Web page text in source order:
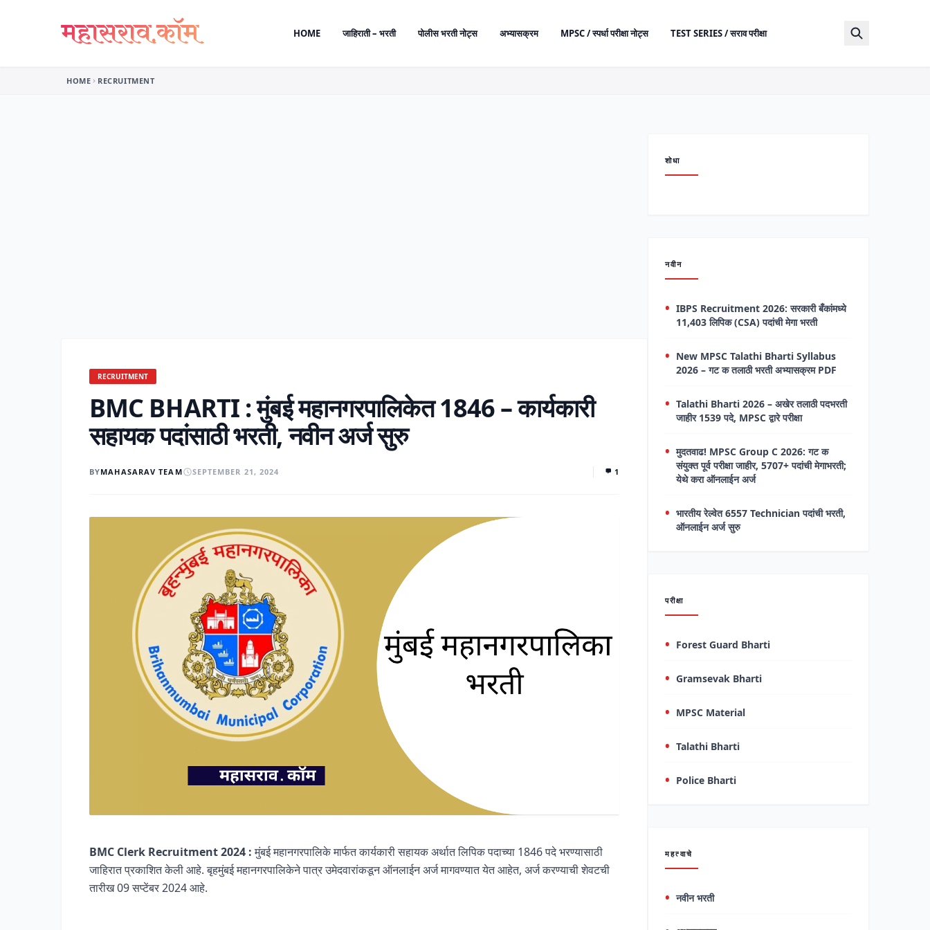
HOME जाहिराती – भरती पोलीस भरती नोट्स अभ्यासक्रम MPSC / स्पर्धा परीक्षा नोट्स TEST SERIES / सराव परीक्षा
HOME RECRUITMENT
RECRUITMENT
BMC BHARTI : मुंबई महानगरपालिकेत 1846 – कार्यकारी
सहायक पदांसाठी भरती, नवीन अर्ज सुरु
BYMAHASARAV TEAM SEPTEMBER 21, 2024 1
BMC Clerk Recruitment 2024 :मुंबई महानगरपालिके मार्फत कार्यकारी सहायक अर्थात लिपिक पदाच्या 1846 पदे भरण्यासाठी
जाहिरात प्रकाशित केली आहे. बृहमुंबई महानगरपालिकेने पात्र उमेदवारांकडून ऑनलाईन अर्ज मागवण्यात येत आहेत, अर्ज करण्याची शेवटची
तारीख 09 सप्टेंबर 2024 आहे.
शोधा
नवीन
IBPS Recruitment 2026: सरकारी बँकांमध्ये
11,403 लिपिक (CSA) पदांची मेगा भरती
New MPSC Talathi Bharti Syllabus
2026 – गट क तलाठी भरती अभ्यासक्रम PDF
Talathi Bharti 2026 – अखेर तलाठी पदभरती
जाहीर 1539 पदे, MPSC द्वारे परीक्षा
मुदतवाढ! MPSC Group C 2026: गट क
संयुक्त पूर्व परीक्षा जाहीर, 5707+ पदांची मेगाभरती;
येथे करा ऑनलाईन अर्ज
भारतीय रेल्वेत 6557 Technician पदांची भरती,
ऑनलाईन अर्ज सुरु
परीक्षा
Forest Guard Bharti
Gramsevak Bharti
MPSC Material
Talathi Bharti
Police Bharti
महत्वाचे
नवीन भरती